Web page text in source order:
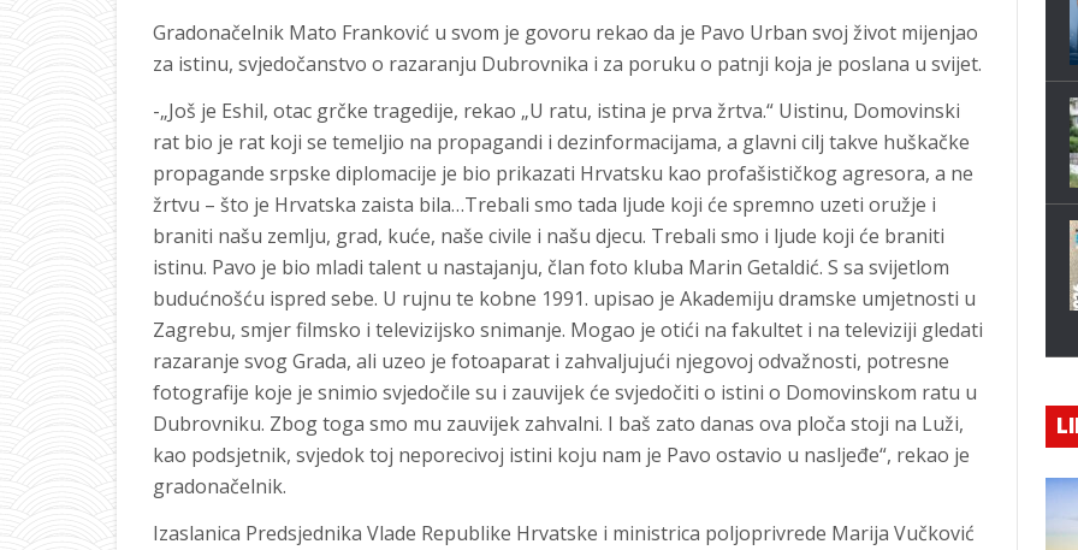
Gradonačelnik Mato Franković u svom je govoru rekao da je Pavo Urban svoj život mijenjao
za istinu, svjedočanstvo o razaranju Dubrovnika i za poruku o patnji koja je poslana u svijet.
-„Još je Eshil, otac grčke tragedije, rekao „U ratu, istina je prva žrtva.“ Uistinu, Domovinski
rat bio je rat koji se temeljio na propagandi i dezinformacijama, a glavni cilj takve huškačke
propagande srpske diplomacije je bio prikazati Hrvatsku kao profašističkog agresora, a ne
žrtvu – što je Hrvatska zaista bila…Trebali smo tada ljude koji će spremno uzeti oružje i
braniti našu zemlju, grad, kuće, naše civile i našu djecu. Trebali smo i ljude koji će braniti
istinu. Pavo je bio mladi talent u nastajanju, član foto kluba Marin Getaldić. S sa svijetlom
budućnošću ispred sebe. U rujnu te kobne 1991. upisao je Akademiju dramske umjetnosti u
Zagrebu, smjer filmsko i televizijsko snimanje. Mogao je otići na fakultet i na televiziji gledati
razaranje svog Grada, ali uzeo je fotoaparat i zahvaljujući njegovoj odvažnosti, potresne
fotografije koje je snimio svjedočile su i zauvijek će svjedočiti o istini o Domovinskom ratu u
Dubrovniku. Zbog toga smo mu zauvijek zahvalni. I baš zato danas ova ploča stoji na Luži,
kao podsjetnik, svjedok toj neporecivoj istini koju nam je Pavo ostavio u nasljeđe“, rekao je
gradonačelnik.
Izaslanica Predsjednika Vlade Republike Hrvatske i ministrica poljoprivrede Marija Vučković